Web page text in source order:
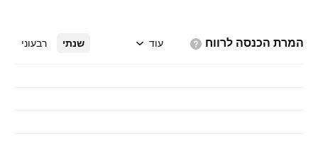
המרת הכנסה לרווח שנתי רבעוני עוד